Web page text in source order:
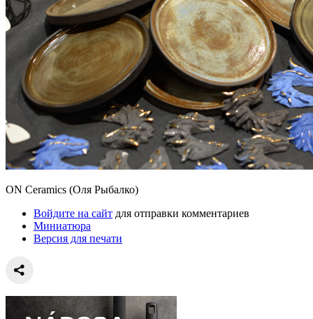
ON Ceramics (Оля Рыбалко)
Войдите на сайт для отправки комментариев
Миниатюра
Версия для печати